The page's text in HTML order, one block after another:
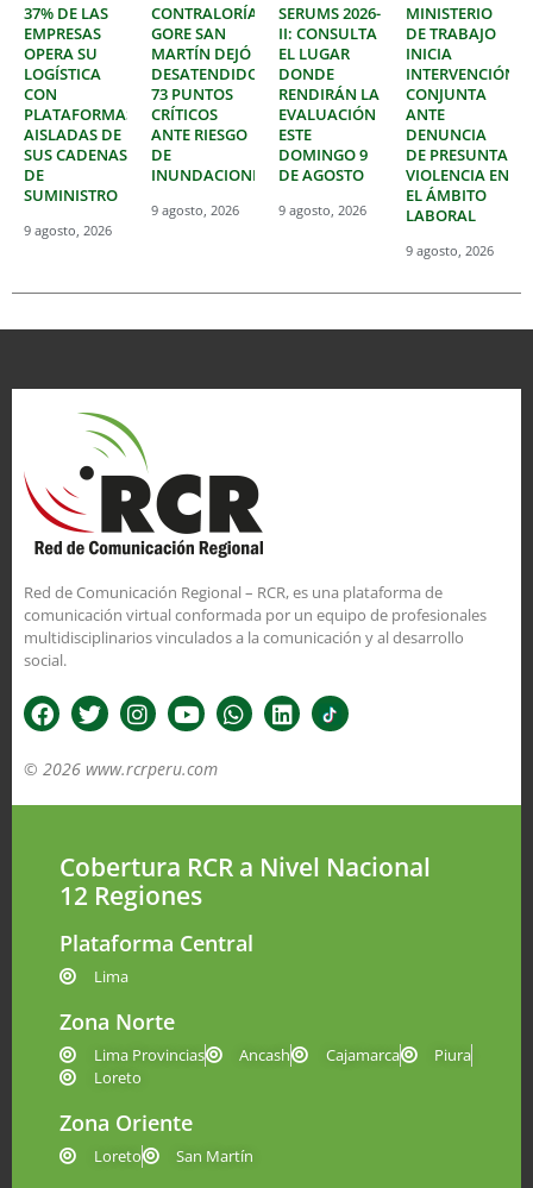
37% DE LAS
EMPRESAS
OPERA SU
LOGÍSTICA
CON
PLATAFORMAS
AISLADAS DE
SUS CADENAS
DE
SUMINISTRO
9 agosto, 2026
CONTRALORÍA:
GORE SAN
MARTÍN DEJÓ
DESATENDIDOS
73 PUNTOS
CRÍTICOS
ANTE RIESGO
DE
INUNDACIONES
9 agosto, 2026
SERUMS 2026-
II: CONSULTA
EL LUGAR
DONDE
RENDIRÁN LA
EVALUACIÓN
ESTE
DOMINGO 9
DE AGOSTO
9 agosto, 2026
MINISTERIO
DE TRABAJO
INICIA
INTERVENCIÓN
CONJUNTA
ANTE
DENUNCIA
DE PRESUNTA
VIOLENCIA EN
EL ÁMBITO
LABORAL
9 agosto, 2026
Red de Comunicación Regional – RCR, es una plataforma de
comunicación virtual conformada por un equipo de profesionales
multidisciplinarios vinculados a la comunicación y al desarrollo
social.
© 2026 www.rcrperu.com
Cobertura RCR a Nivel Nacional
12 Regiones
Plataforma Central
Lima
Zona Norte
Lima Provincias Ancash Cajamarca
Piura
Loreto
Zona Oriente
Loreto San Martín